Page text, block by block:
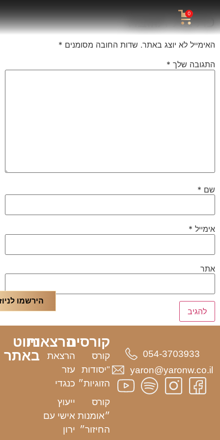
0
כתיבת תגובה
האימייל לא יוצג באתר. שדות החובה מסומנים *
התגובה שלך *
שם *
אימייל *
אתר
קורסים
קורס
"יסודות
הזוגיות״
קורס
״אומנות
החיזור״
הרצאות
הרצאת
עזר
כנגדי
ייעוץ
אישי עם
ירון
ניווט
באתר
054-3703933
yaron@yaronw.co.il
הירשמו